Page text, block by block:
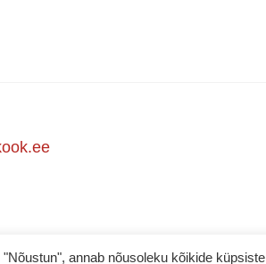
annab nõusoleku kõikide küpsiste